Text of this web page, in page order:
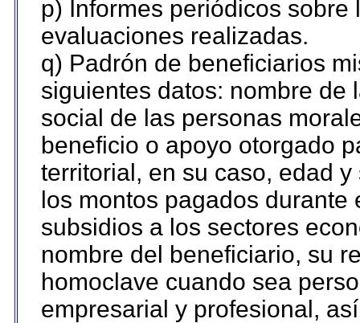
p) Informes periódicos
evaluaciones realizadas.
q) Padrón de beneficiarios
siguientes datos: nombre de
social de las personas
beneficio o apoyo otorgado
territorial, en su caso, edad
los montos pagados
subsidios a los sectores
nombre del beneficiario, su
homoclave cuando sea
empresarial y profesional,